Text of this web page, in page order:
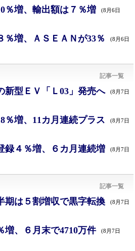
％増、輸出額は７％増 (8月6日
％増、ＡＳＥＡＮが33％ (8月6日
記事一覧
新型ＥＶ「Ｌ03」発売へ (8月7日
％増、11カ月連続プラス (8月7日
録４％増、６カ月連続増 (8月7日
記事一覧
期は５割増収で黒字転換 (8月7日
増、６月末で4710万件 (8月7日